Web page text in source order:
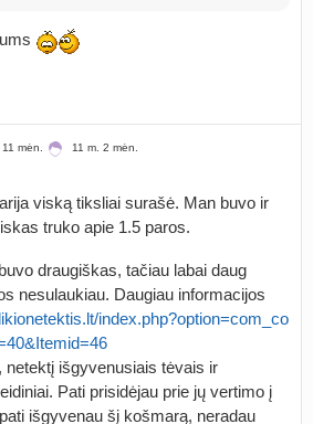
mėn. 11 m. 2 mėn.
viską tiksliai surašė. Man buvo ir
truko apie 1.5 paros.
draugiškas, tačiau labai daug
nesulaukiau. Daugiau informacijos
index.php?option=com_co
išgyvenusiais tėvais ir
Pati prisidėjau prie jų vertimo į
išgyvenau šį košmarą, neradau